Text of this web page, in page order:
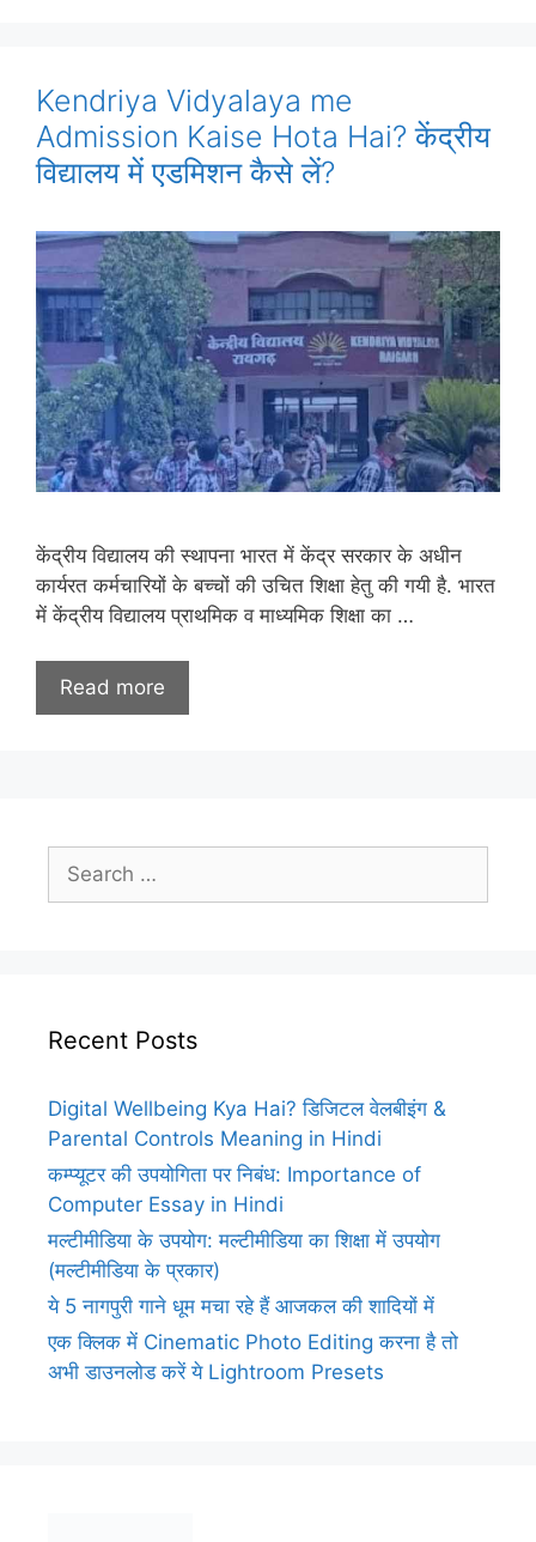
Kendriya Vidyalaya me
Admission Kaise Hota Hai? केंद्रीय
विद्यालय में एडमिशन कैसे लें?
केंद्रीय विद्यालय की स्थापना भारत में केंद्र सरकार के अधीन
कार्यरत कर्मचारियों के बच्चों की उचित शिक्षा हेतु की गयी है. भारत
में केंद्रीय विद्यालय प्राथमिक व माध्यमिक शिक्षा का …
Read more
Search
for:
Recent Posts
Digital Wellbeing Kya Hai? डिजिटल वेलबीइंग &
Parental Controls Meaning in Hindi
कम्प्यूटर की उपयोगिता पर निबंध: Importance of
Computer Essay in Hindi
मल्टीमीडिया के उपयोग: मल्टीमीडिया का शिक्षा में उपयोग
(मल्टीमीडिया के प्रकार)
ये 5 नागपुरी गाने धूम मचा रहे हैं आजकल की शादियों में
एक क्लिक में Cinematic Photo Editing करना है तो
अभी डाउनलोड करें ये Lightroom Presets